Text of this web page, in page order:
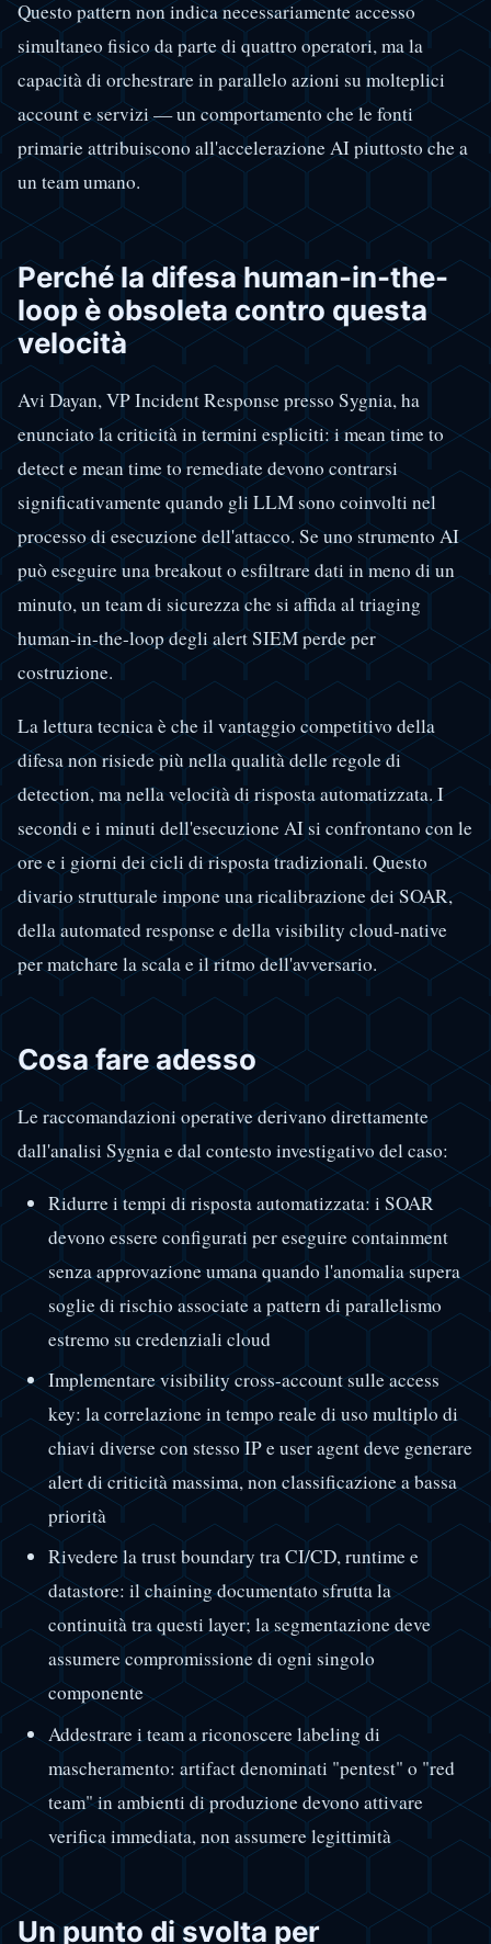
Questo pattern non indica necessariamente accesso
simultaneo fisico da parte di quattro operatori, ma la
capacità di orchestrare in parallelo azioni su molteplici
account e servizi — un comportamento che le fonti
primarie attribuiscono all'accelerazione AI piuttosto che a
un team umano.
Perché la difesa human-in-the-
loop è obsoleta contro questa
velocità
Avi Dayan, VP Incident Response presso Sygnia, ha
enunciato la criticità in termini espliciti: i mean time to
detect e mean time to remediate devono contrarsi
significativamente quando gli LLM sono coinvolti nel
processo di esecuzione dell'attacco. Se uno strumento AI
può eseguire una breakout o esfiltrare dati in meno di un
minuto, un team di sicurezza che si affida al triaging
human-in-the-loop degli alert SIEM perde per
costruzione.
La lettura tecnica è che il vantaggio competitivo della
difesa non risiede più nella qualità delle regole di
detection, ma nella velocità di risposta automatizzata. I
secondi e i minuti dell'esecuzione AI si confrontano con le
ore e i giorni dei cicli di risposta tradizionali. Questo
divario strutturale impone una ricalibrazione dei SOAR,
della automated response e della visibility cloud-native
per matchare la scala e il ritmo dell'avversario.
Cosa fare adesso
Le raccomandazioni operative derivano direttamente
dall'analisi Sygnia e dal contesto investigativo del caso:
Ridurre i tempi di risposta automatizzata: i SOAR
devono essere configurati per eseguire containment
senza approvazione umana quando l'anomalia supera
soglie di rischio associate a pattern di parallelismo
estremo su credenziali cloud
Implementare visibility cross-account sulle access
key: la correlazione in tempo reale di uso multiplo di
chiavi diverse con stesso IP e user agent deve generare
alert di criticità massima, non classificazione a bassa
priorità
Rivedere la trust boundary tra CI/CD, runtime e
datastore: il chaining documentato sfrutta la
continuità tra questi layer; la segmentazione deve
assumere compromissione di ogni singolo
componente
Addestrare i team a riconoscere labeling di
mascheramento: artifact denominati "pentest" o "red
team" in ambienti di produzione devono attivare
verifica immediata, non assumere legittimità
Un punto di svolta per